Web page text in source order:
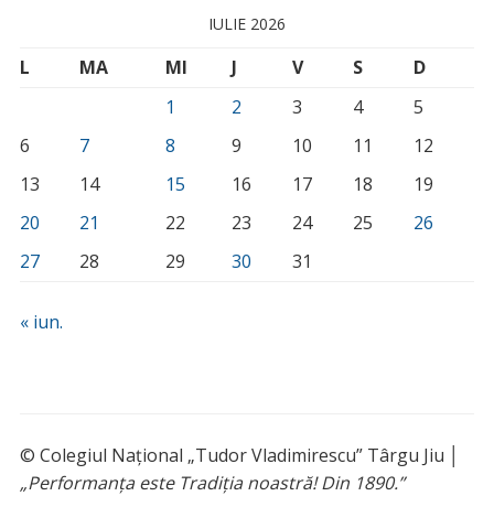
IULIE 2026
L MA MI J V S
D
1
2 3 4
5
6
7 8 9 10 11
12
13
14 15 16 17 18
19
20
21 22 23 24 25
26
27
28 29 30 31
« iun.
© Colegiul Național „Tudor Vladimirescu” Târgu Jiu │
„Performanța este Tradiția noastră! Din 1890.”